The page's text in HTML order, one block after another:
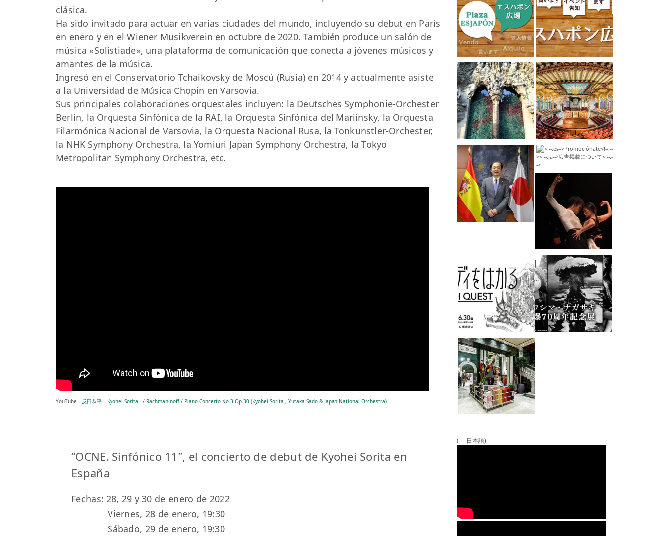
clásica.
Ha sido invitado para actuar en varias ciudades del mundo, incluyendo su debut en París
en enero y en el Wiener Musikverein en octubre de 2020. También produce un salón de
música «Solistiade», una plataforma de comunicación que conecta a jóvenes músicos y
amantes de la música.
Ingresó en el Conservatorio Tchaikovsky de Moscú (Rusia) en 2014 y actualmente asiste
a la Universidad de Música Chopin en Varsovia.
Sus principales colaboraciones orquestales incluyen: la Deutsches Symphonie-Orchester
Berlin, la Orquesta Sinfónica de la RAI, la Orquesta Sinfónica del Mariinsky, la Orquesta
Filarmónica Nacional de Varsovia, la Orquesta Nacional Rusa, la Tonkünstler-Orchester,
la NHK Symphony Orchestra, la Yomiuri Japan Symphony Orchestra, la Tokyo
Metropolitan Symphony Orchestra, etc.
YouTube： 反田恭平 – Kyohei Sorita - / Rachmaninoff / Piano Concerto No.3 Op.30 (Kyohei Sorita , Yutaka Sado & Japan National Orchestra)
“OCNE. Sinfónico 11”, el concierto de debut de Kyohei Sorita en
España
Fechas: 28, 29 y 30 de enero de 2022
Viernes, 28 de enero, 19:30
Sábado, 29 de enero, 19:30
( 日本語)